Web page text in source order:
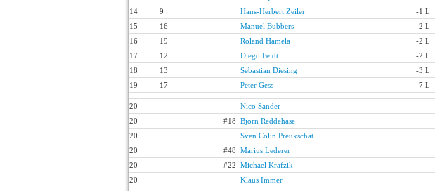
14
9 Hans-Herbert Zeiler -1 L
15
16 Manuel Bubbers -2 L
16
19 Roland Hamela -2 L
17
12 Diego Feldt -2 L
18
13 Sebastian Diesing -3 L
19
17 Peter Gess -7 L
20 Nico Sander
20
#18 Björn Reddehase
20
Sven Colin Preukschat
20
#48 Marius Lederer
20
#22 Michael Krafzik
20
Klaus Immer